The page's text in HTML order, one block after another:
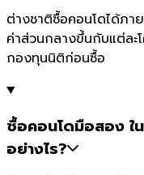
ต่างชาติซื้อคอนโดได้ภา
ค่าส่วนกลางขึ้นกับแต่ละ
กองทุนนิติก่อนซื้อ
ซื้อคอนโดมือสอง ใ
อย่างไร?